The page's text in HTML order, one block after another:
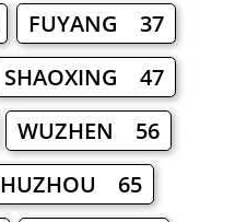
FUYANG 37
SHAOXING 47
WUZHEN 56
HUZHOU 65